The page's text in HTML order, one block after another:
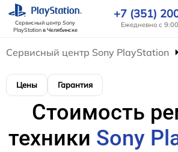
Сервисный центр Sony
PlayStationв Челябинске
+7 (351)
Ежедневно с
Сервисный центр Sony PlayStation
Цены Гарантия
Стоимость
техники Sony